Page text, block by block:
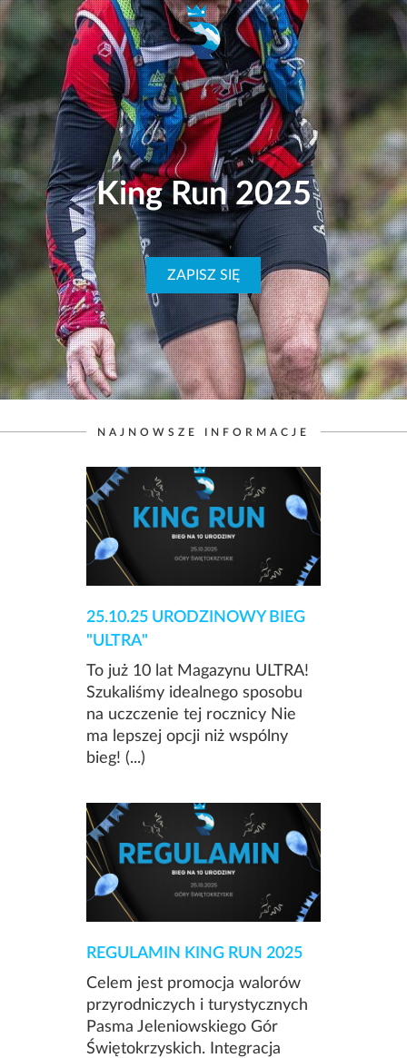
King Run 2025
ZAPISZ SIĘ
NAJNOWSZE INFORMACJE
25.10.25 URODZINOWY BIEG
"ULTRA"
To już 10 lat Magazynu ULTRA!
Szukaliśmy idealnego sposobu
na uczczenie tej rocznicy Nie
ma lepszej opcji niż wspólny
bieg! (...)
REGULAMIN KING RUN 2025
Celem jest promocja walorów
przyrodniczych i turystycznych
Pasma Jeleniowskiego Gór
Świętokrzyskich. Integracja